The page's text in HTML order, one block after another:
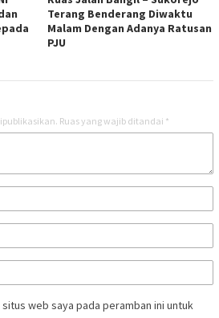
Terang Benderang Diwaktu
Malam Dengan Adanya Ratusan
PJU
Ruas yang wajib ditandai *
web saya pada peramban ini untuk